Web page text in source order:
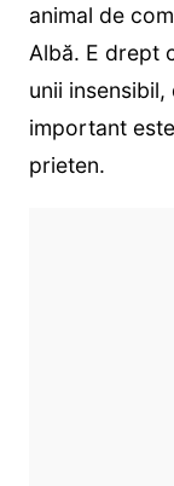
animal de
Albă. E drept
unii
important
prieten.